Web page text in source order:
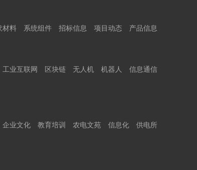
材料 系统组件 招标信息 项目动态 产品信息
工业互联网 区块链 无人机 机器人
信息通信
企业文化 教育培训 农电文苑 信息化
供电所